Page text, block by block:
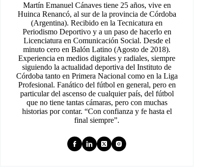
Martín Emanuel Cánaves tiene 25 años, vive en
Huinca Renancó, al sur de la provincia de Córdoba
(Argentina). Recibido en la Tecnicatura en
Periodismo Deportivo y a un paso de hacerlo en
Licenciatura en Comunicación Social. Desde el
minuto cero en Balón Latino (Agosto de 2018).
Experiencia en medios digitales y radiales, siempre
siguiendo la actualidad deportiva del Instituto de
Córdoba tanto en Primera Nacional como en la Liga
Profesional. Fanático del fútbol en general, pero en
particular del ascenso de cualquier país, del fútbol
que no tiene tantas cámaras, pero con muchas
historias por contar. “Con confianza y fe hasta el
final siempre”.